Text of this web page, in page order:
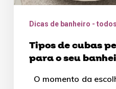
Dicas de banheiro -
Tipos de cubas
para o seu
O momento da